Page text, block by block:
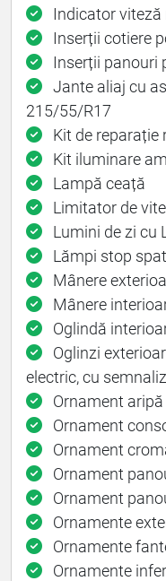
Indicator viteză
Inserții cotiere
Inserții panouri
Jante aliaj cu
215/55/R17
Kit de reparație
Kit iluminare
Lampă ceață
Limitator de
Lumini de zi cu
Lămpi stop
Mânere
Mânere
Oglindă
Oglinzi
electric, cu
Ornament
Ornament
Ornament
Ornament
Ornament
Ornamente
Ornamente
Ornamente